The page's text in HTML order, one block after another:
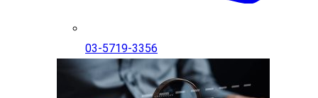
03-5719-3356